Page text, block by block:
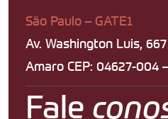
São Paulo – GATE1
Av. Washington Luis,
Amaro CEP: 04627-004
Fale